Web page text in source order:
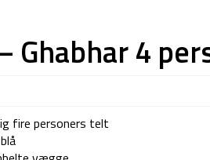
Ghabhar 4
fire personers telt